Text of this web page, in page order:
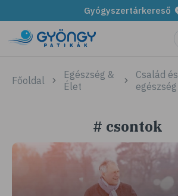
Gyógyszertárkereső
Főoldal
Egészség &
Élet
Család és
egészség
# csontok